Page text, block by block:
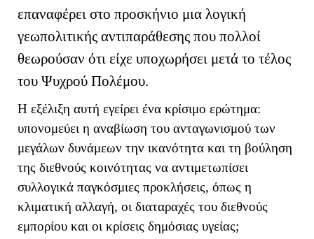
επαναφέρει στο προσκήνιο μια λογική
γεωπολιτικής αντιπαράθεσης που πολλοί
θεωρούσαν ότι είχε υποχωρήσει μετά το τέλος
του Ψυχρού Πολέμου.
Η εξέλιξη αυτή εγείρει ένα κρίσιμο ερώτημα:
υπονομεύει η αναβίωση του ανταγωνισμού των
μεγάλων δυνάμεων την ικανότητα και τη βούληση
της διεθνούς κοινότητας να αντιμετωπίσει
συλλογικά παγκόσμιες προκλήσεις, όπως η
κλιματική αλλαγή, οι διαταραχές του διεθνούς
εμπορίου και οι κρίσεις δημόσιας υγείας;